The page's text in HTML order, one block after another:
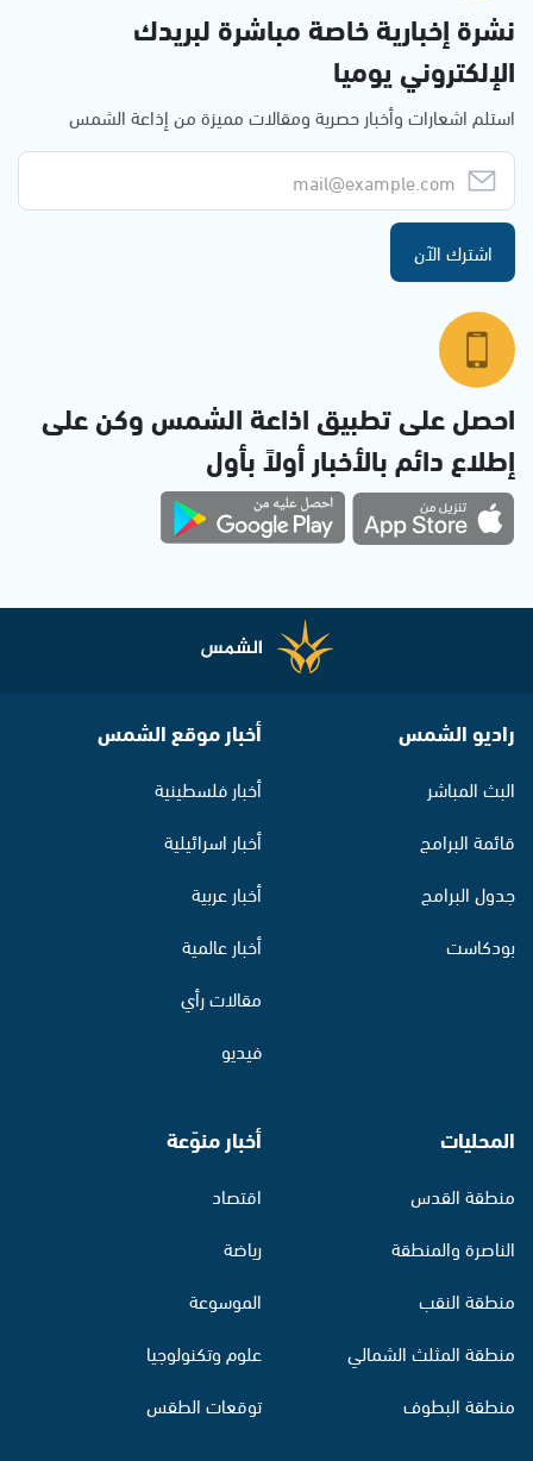
نشرة إخبارية خاصة مباشرة لبريدك
الإلكتروني يوميا
استلم اشعارات وأخبار حصرية ومقالات مميزة من إذاعة الشمس
اشترك الآن
احصل على تطبيق اذاعة الشمس وكن على
إطلاع دائم بالأخبار أولاً بأول
راديو الشمس
البث المباشر
قائمة البرامج
جدول البرامج
بودكاست
أخبار موقع الشمس
أخبار فلسطينية
أخبار اسرائيلية
أخبار عربية
أخبار عالمية
مقالات رأي
فيديو
المحليات
منطقة القدس
الناصرة والمنطقة
منطقة النقب
منطقة المثلث الشمالي
منطقة البطوف
أخبار منوّعة
اقتصاد
رياضة
الموسوعة
علوم وتكنولوجيا
توقعات الطقس